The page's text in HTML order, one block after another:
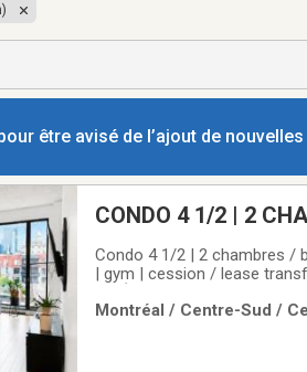
être avisé de l’ajout de
CONDO 4 1/2 | 2
Condo 4 1/2 | 2 chambres /
| gym | cession / lease
marché grâce au transfert
Montréal / Centre-Sud /